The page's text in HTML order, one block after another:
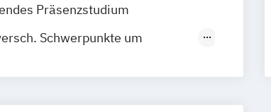
Präsenzstudium
Schwerpunkte um
Wirtschaftsrecht